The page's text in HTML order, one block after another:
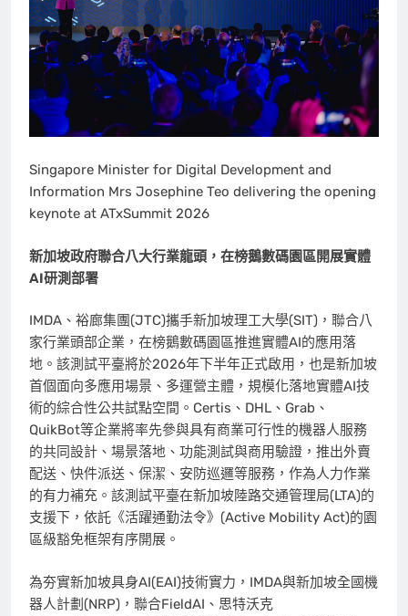
Singapore Minister for Digital Development and
Information Mrs Josephine Teo delivering the opening
keynote at ATxSummit 2026
新加坡政府聯合八大行業龍頭，在榜鵝數碼園區開展實體
AI研測部署
IMDA、裕廊集團(JTC)攜手新加坡理工大學(SIT)，聯合八
家行業頭部企業，在榜鵝數碼園區推進實體AI的應用落
地。該測試平臺將於2026年下半年正式啟用，也是新加坡
首個面向多應用場景、多運營主體，規模化落地實體AI技
術的綜合性公共試點空間。Certis、DHL、Grab、
QuikBot等企業將率先參與具有商業可行性的機器人服務
的共同設計、場景落地、功能測試與商用驗證，推出外賣
配送、快件派送、保潔、安防巡邏等服務，作為人力作業
的有力補充。該測試平臺在新加坡陸路交通管理局(LTA)的
支援下，依託《活躍通勤法令》(Active Mobility Act)的園
區級豁免框架有序開展。
為夯實新加坡具身AI(EAI)技術實力，IMDA與新加坡全國機
器人計劃 (NRP)，聯合FieldAI、思特沃克